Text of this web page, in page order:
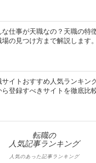
な仕事が天職なの？天職の特
場の見つけ方まで解説します。
サイトおすすめ人気ランキン
ら登録すべきサイトを徹底比
転職の
人気記事ランキング
人気のあった記事ランキング